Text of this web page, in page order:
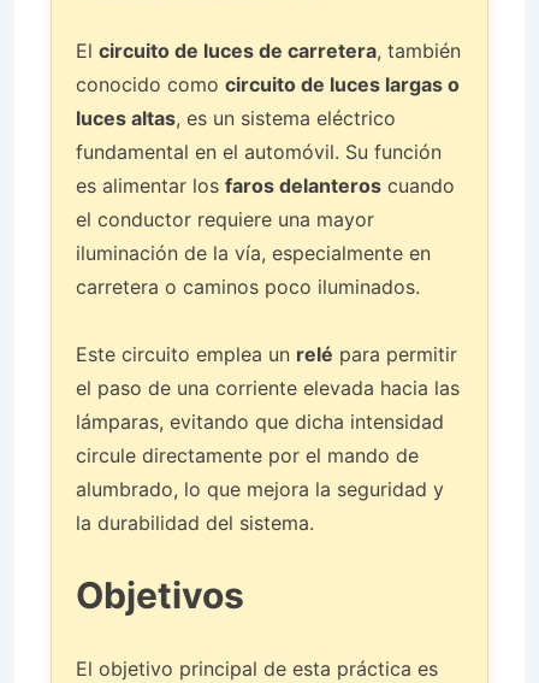
El circuito de luces de carretera, también
conocido como circuito de luces largas o
luces altas, es un sistema eléctrico
fundamental en el automóvil. Su función
es alimentar los faros delanteros cuando
el conductor requiere una mayor
iluminación de la vía, especialmente en
carretera o caminos poco iluminados.
Este circuito emplea un relé para permitir
el paso de una corriente elevada hacia las
lámparas, evitando que dicha intensidad
circule directamente por el mando de
alumbrado, lo que mejora la seguridad y
la durabilidad del sistema.
Objetivos
El objetivo principal de esta práctica es